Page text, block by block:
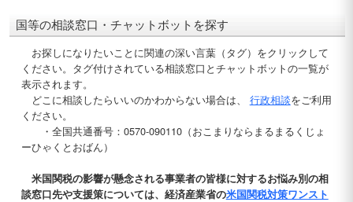
国等の相談窓口・チャットボットを探す
お探しになりたいことに関連の深い言葉（タグ）をクリックして
ください。タグ付けされている相談窓口とチャットボットの一覧が
表示されます。
どこに相談したらいいのかわからない場合は、 行政相談をご利用
ください。
・全国共通番号：0570-090110（おこまりならまるまるくじょ
ーひゃくとおばん）
米国関税の影響が懸念される事業者の皆様に対するお悩み別の相
談窓口先や支援策については、経済産業省の米国関税対策ワンスト